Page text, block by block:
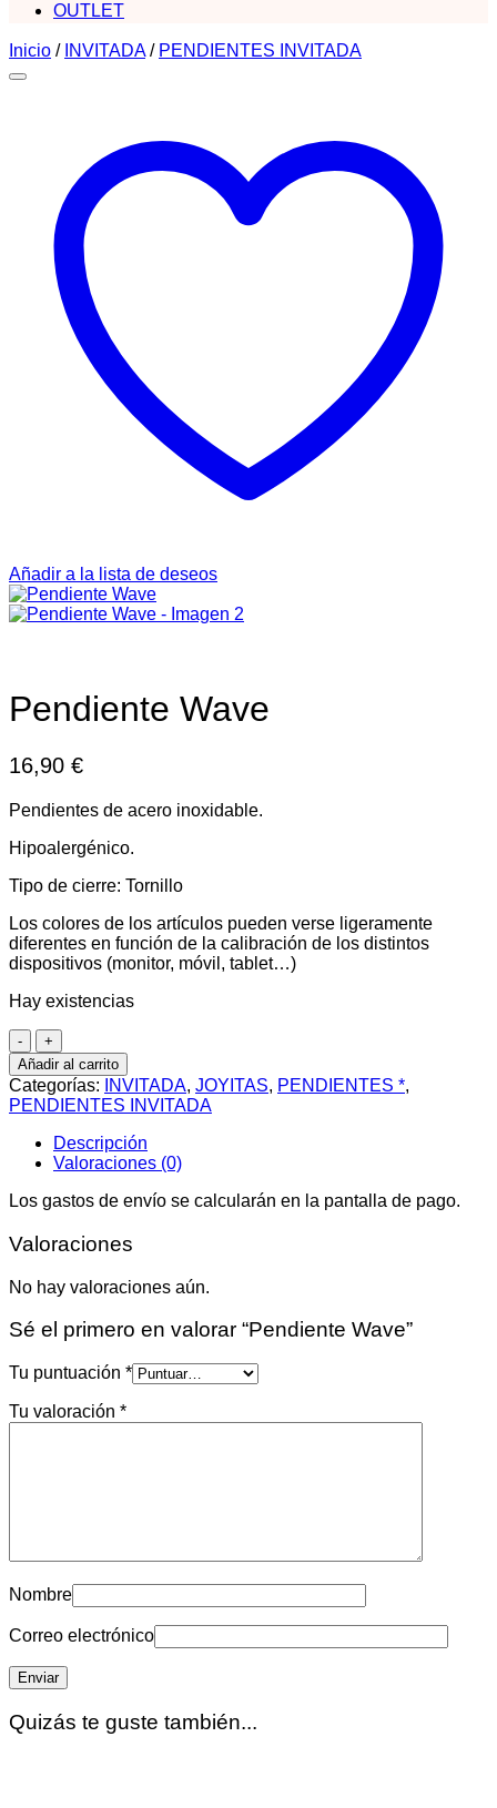
OUTLET
Inicio / INVITADA / PENDIENTES INVITADA
Añadir a la lista de deseos
Pendiente Wave
16,90 €
Pendientes de acero inoxidable.
Hipoalergénico.
Tipo de cierre: Tornillo
Los colores de los artículos pueden verse ligeramente
diferentes en función de la calibración de los distintos
dispositivos (monitor, móvil, tablet…)
Hay existencias
Pendiente
Wave
cantidad
Añadir al carrito
Categorías: INVITADA, JOYITAS, PENDIENTES *,
PENDIENTES INVITADA
Descripción
Valoraciones (0)
Los gastos de envío se calcularán en la pantalla de pago.
Valoraciones
No hay valoraciones aún.
Sé el primero en valorar “Pendiente Wave”
Tu puntuación *
Tu valoración *
Nombre
Correo electrónico
Quizás te guste también...